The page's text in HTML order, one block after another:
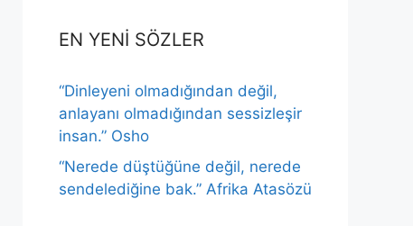
EN YENİ SÖZLER
“Dinleyeni olmadığından değil,
anlayanı olmadığından sessizleşir
insan.” Osho
“Nerede düştüğüne değil, nerede
sendelediğine bak.” Afrika Atasözü